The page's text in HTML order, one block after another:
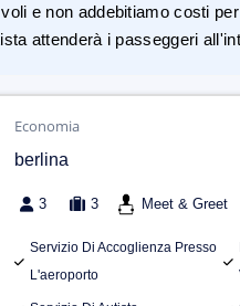
e non addebitiamo costi
attenderà i passeggeri
Economia
berlina
3 3 Meet & Greet
Servizio Di Accoglienza Presso
L'aeroporto